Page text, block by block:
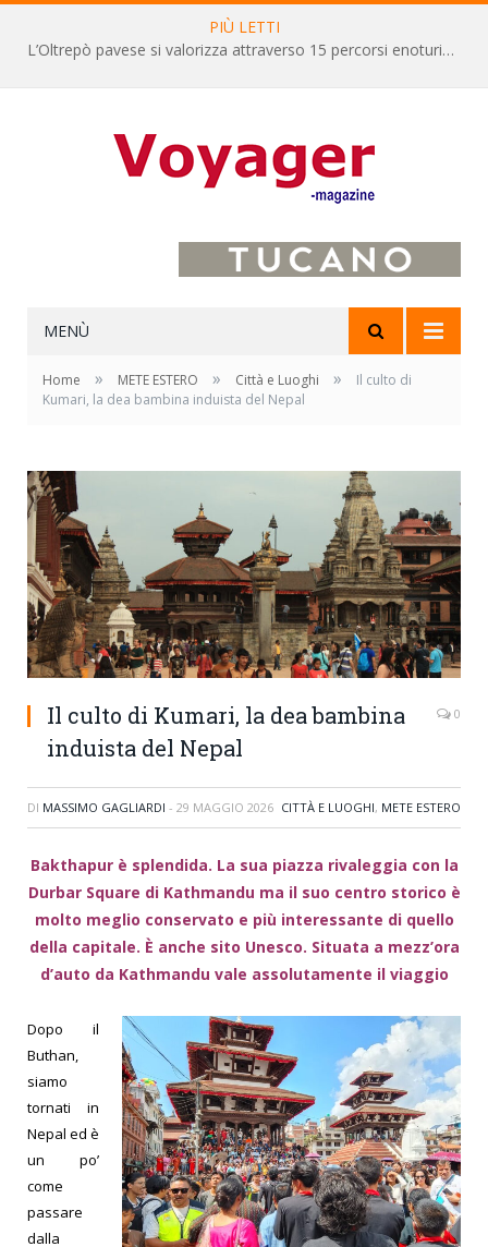
PIÙ LETTI
L’Oltrepò pavese si valorizza attraverso 15 percorsi enoturistici
MENÙ
Home » METE ESTERO » Città e Luoghi »
Il culto di
Kumari, la dea bambina induista del Nepal
Il culto di Kumari, la dea bambina
induista del Nepal
0
DI MASSIMO GAGLIARDI - 29 MAGGIO 2026 CITTÀ E LUOGHI, METE ESTERO
Bakthapur è splendida. La sua piazza rivaleggia con la
Durbar Square di Kathmandu ma il suo centro storico è
molto meglio conservato e più interessante di quello
della capitale. È anche sito Unesco. Situata a mezz’ora
d’auto da Kathmandu vale assolutamente il viaggio
Dopo il
Buthan,
siamo
tornati in
Nepal ed è
un po’
come
passare
dalla